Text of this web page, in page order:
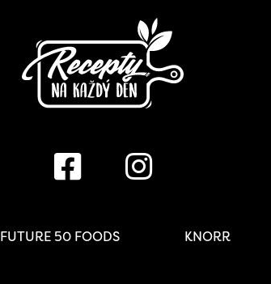
FUTURE 50 FOODS KNORR